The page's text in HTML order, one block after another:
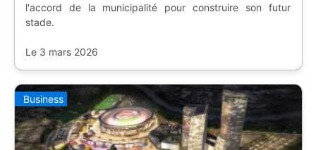
l'accord de la municipalité pour construire son futur
stade.
Le 3 mars 2026
Business